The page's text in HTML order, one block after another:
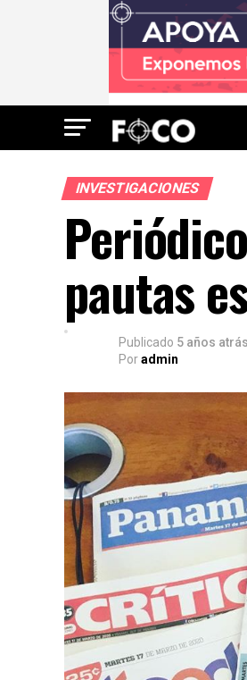
INVESTIGACIONES
pautas
Publicado 5 años atrás
Poradmin